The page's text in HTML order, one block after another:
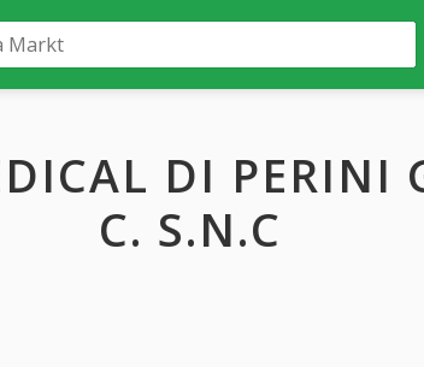
DI PERINI
C. S.N.C